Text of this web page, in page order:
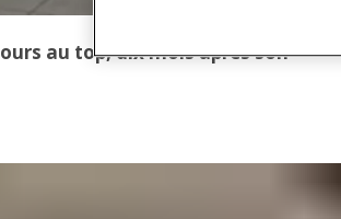
au top, dix mois après son